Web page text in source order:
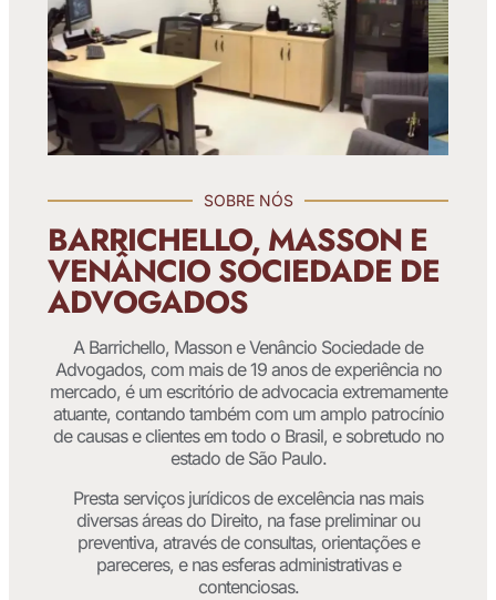
SOBRE NÓS
BARRICHELLO, MASSON E
VENÂNCIO SOCIEDADE DE
ADVOGADOS
A Barrichello, Masson e Venâncio Sociedade de
Advogados, com mais de 19 anos de experiência no
mercado, é um escritório de advocacia extremamente
atuante, contando também com um amplo patrocínio
de causas e clientes em todo o Brasil, e sobretudo no
estado de São Paulo.
Presta serviços jurídicos de excelência nas mais
diversas áreas do Direito, na fase preliminar ou
preventiva, através de consultas, orientações e
pareceres, e nas esferas administrativas e
contenciosas.